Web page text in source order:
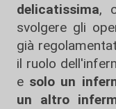
delicatissima,
svolgere gli
già
il ruolo
e solo un
un altro